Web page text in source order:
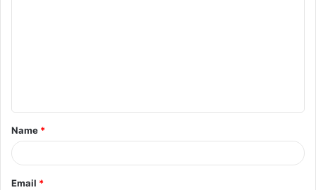
t
*
Name *
Email *